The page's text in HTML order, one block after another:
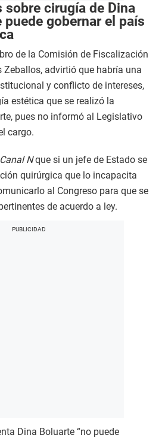
sobre cirugía de Dina
puede gobernar el país
de la Comisión de Fiscalización
Zeballos, advirtió que habría una
y conflicto de intereses,
estética que se realizó la
pues no informó al Legislativo
cargo.
Canal Nque si un jefe de Estado se
quirúrgica que lo incapacita
al Congreso para que se
de acuerdo a ley.
Dina Boluarte “no puede